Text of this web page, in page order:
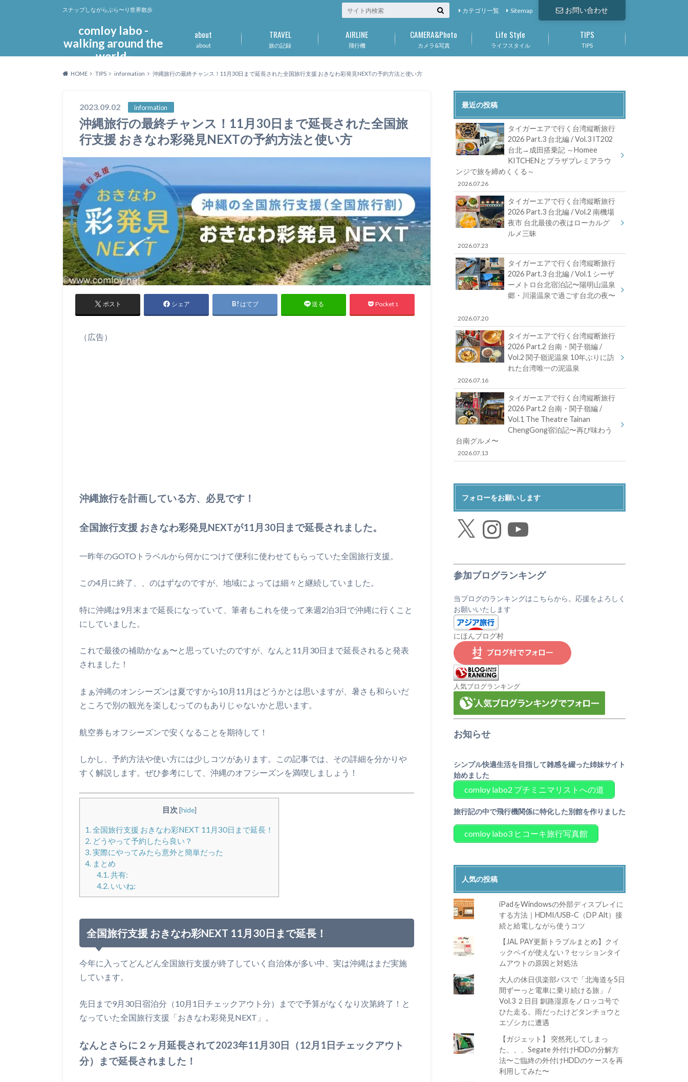
comloy labo -
walking around the
world-
スナップしながらぶら〜り世界散歩 お問い合わせ
カテゴリ一覧 Sitemap
about
about
旅の記録
TRAVEL
飛行機
AIRLINE
カメラ&写真
CAMERA&Photo
ライフスタイル
Life Style
TIPS
TIPS
HOME TIPS information 沖縄旅行の最終チャンス！11月30日まで延長された全国旅行支援 おきなわ彩発見NEXTの予約方法と使い方
2023.09.02 information
沖縄旅行の最終チャンス！11月30日まで延長された全国旅
行支援 おきなわ彩発見NEXTの予約方法と使い方
ポスト シェア はてブ 送る Pocket 1
（広告）
沖縄旅行を計画している方、必見です！
全国旅行支援 おきなわ彩発見NEXTが11月30日まで延長されました。
一昨年のGOTOトラベルから何かにつけて便利に使わせてもらっていた全国旅行支援。
この4月に終了、、のはずなのですが、地域によっては細々と継続していました。
特に沖縄は9月末まで延長になっていて、筆者もこれを使って来週2泊3日で沖縄に行くこと
にしていました。
これで最後の補助かなぁ〜と思っていたのですが、なんと11月30日まで延長されると発表
されました！
まぁ沖縄のオンシーズンは夏ですから10月11月はどうかとは思いますが、暑さも和らいだ
ところで別の観光を楽しむってのもありじゃないかと思います。
航空券もオフシーズンで安くなることを期待して！
しかし、予約方法や使い方には少しコツがあります。この記事では、その詳細を分かりや
すく解説します。ぜひ参考にして、沖縄のオフシーズンを満喫しましょう！
目次 [hide]
1.全国旅行支援 おきなわ彩NEXT 11月30日まで延長！
2. どうやって予約したら良い？
3.実際にやってみたら意外と簡単だった
4. まとめ
4.1.共有:
4.2.いいね:
全国旅行支援 おきなわ彩NEXT 11月30日まで延長！
今年に入ってどんどん全国旅行支援が終了していく自治体が多い中、実は沖縄はまだ実施
しています。
先日まで9月30日宿泊分（10月1日チェックアウト分）までで予算がなくなり次第終了！と
なっていた全国旅行支援「おきなわ彩発見NEXT」。
なんとさらに２ヶ月延長されて2023年11月30日（12月1日チェックアウト
分）まで延長されました！
最近の投稿
タイガーエアで行く台湾縦断旅行
2026 Part.3 台北編 / Vol.3 IT202
台北→成田搭乗記 ～Homee
KITCHENとプラザプレミアラウ
ンジで旅を締めくくる～
2026.07.26
タイガーエアで行く台湾縦断旅行
2026 Part.3 台北編 / Vol.2 南機場
夜市 台北最後の夜はローカルグ
ルメ三昧
2026.07.23
タイガーエアで行く台湾縦断旅行
2026 Part.3 台北編 / Vol.1 シーザ
ーメトロ台北宿泊記〜陽明山温泉
郷・川湯温泉で過ごす台北の夜〜
2026.07.20
タイガーエアで行く台湾縦断旅行
2026 Part.2 台南・関子嶺編 /
Vol.2 関子嶺泥温泉 10年ぶりに訪
れた台湾唯一の泥温泉
2026.07.16
タイガーエアで行く台湾縦断旅行
2026 Part.2 台南・関子嶺編 /
Vol.1 The Theatre Tainan
ChengGong宿泊記〜再び味わう
台南グルメ〜
2026.07.13
フォローをお願いします
Instagram
参加ブログランキング
当ブログのランキングはこちらから。応援をよろしく
お願いいたします
にほんブログ村
人気ブログランキング
お知らせ
シンプル快適生活を目指して雑感を綴った姉妹サイト
始めました
comloy labo2 プチミニマリストへの道
旅行記の中で飛行機関係に特化した別館を作りました
comloy labo3 ヒコーキ旅行写真館
人気の投稿
iPadをWindowsの外部ディスプレイに
する方法｜HDMI/USB-C（DP Alt）接
続と給電しながら使うコツ
【JAL PAY更新トラブルまとめ】クイ
ックペイが使えない？セッションタイ
ムアウトの原因と対処法
大人の休日倶楽部パスで「北海道を5日
間ずーっと電車に乗り続ける旅」 /
Vol.3 ２日目 釧路湿原をノロッコ号で
ひた走る。雨だったけどタンチョウと
エゾシカに遭遇
【ガジェット】 突然死してしまっ
た、、、Segate 外付けHDDの分解方
法〜ご臨終の外付けHDDのケースを再
利用してみた〜